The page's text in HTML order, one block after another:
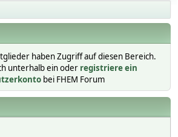
haben Zugriff auf diesen Bereich.
unterhalb ein oder registriere ein
bei FHEM Forum